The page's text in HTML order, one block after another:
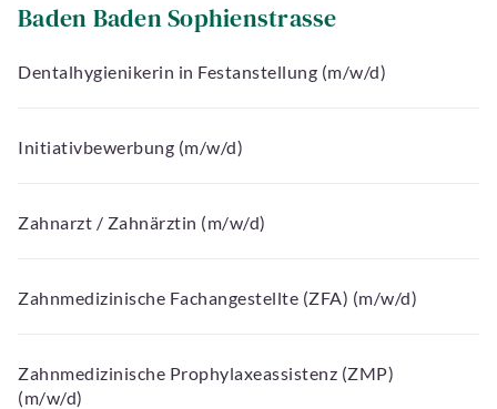
Baden Baden Sophienstrasse
Dentalhygienikerin in Festanstellung (m/w/d)
Initiativbewerbung (m/w/d)
Zahnarzt / Zahnärztin (m/w/d)
Zahnmedizinische Fachangestellte (ZFA) (m/w/d)
Zahnmedizinische Prophylaxeassistenz (ZMP)
(m/w/d)